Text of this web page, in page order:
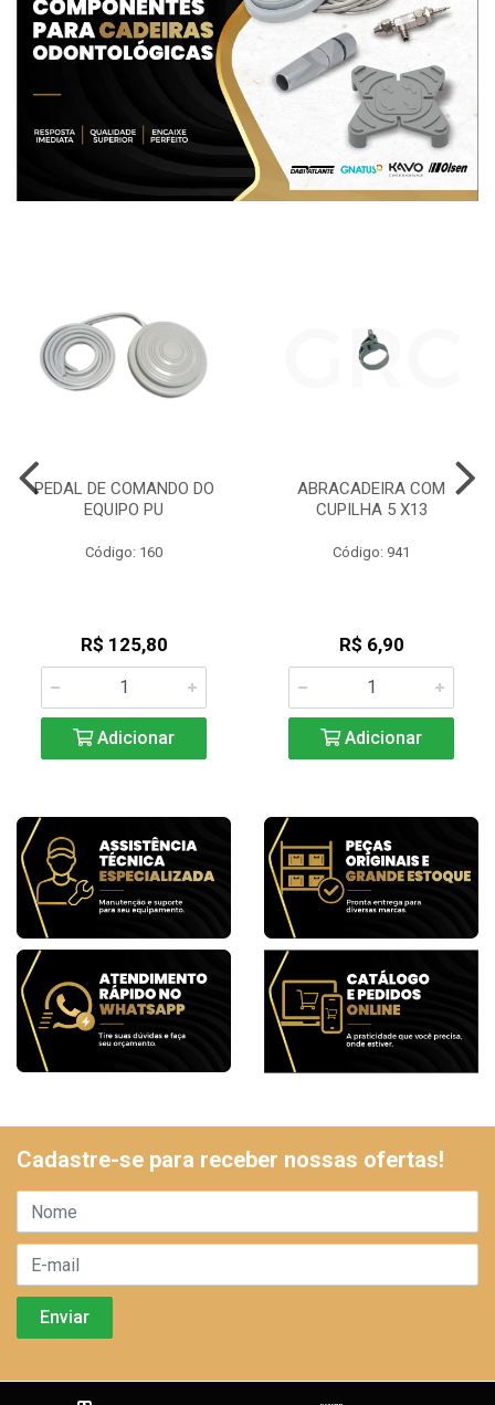
PEDAL DE COMANDO DO
EQUIPO PU
Código: 160
R$ 125,80
Adicionar
ABRACADEIRA COM
CUPILHA 5 X13
Código: 941
R$ 6,90
Adicionar
Cadastre-se para receber nossas ofertas!